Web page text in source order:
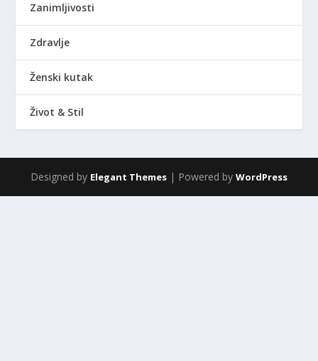
Zanimljivosti
Zdravlje
Ženski kutak
Život & Stil
Designed by Elegant Themes | Powered by WordPress